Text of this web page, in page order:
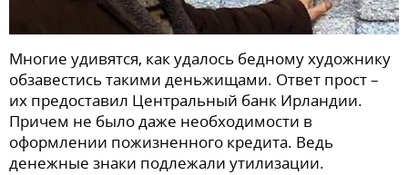
Многие удивятся, как удалось бедному художнику
обзавестись такими деньжищами. Ответ прост –
их предоставил Центральный банк Ирландии.
Причем не было даже необходимости в
оформлении пожизненного кредита. Ведь
денежные знаки подлежали утилизации.